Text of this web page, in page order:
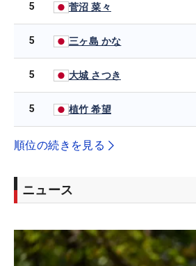
5 菅沼 菜々
5 三ヶ島 かな
5 大城 さつき
5 植竹 希望
順位の続きを見る
ニュース